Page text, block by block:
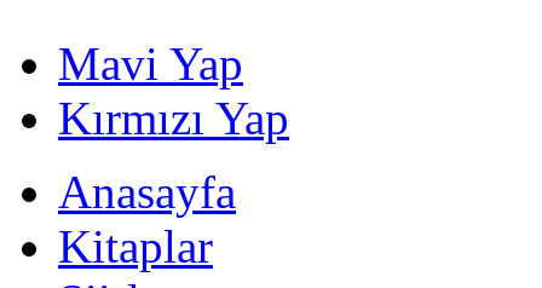
Mavi Yap
Kırmızı Yap
Anasayfa
Kitaplar